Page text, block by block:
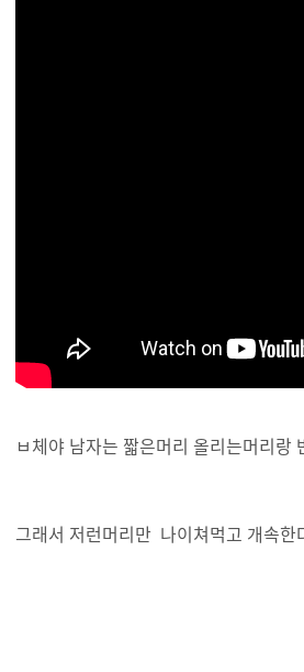
ㅂ체야 남자는 짧은머리 올리는머리
그래서 저런머리만 나이쳐먹고 개속